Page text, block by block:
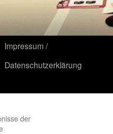
Impressum /
Datenschutzerklärung
der